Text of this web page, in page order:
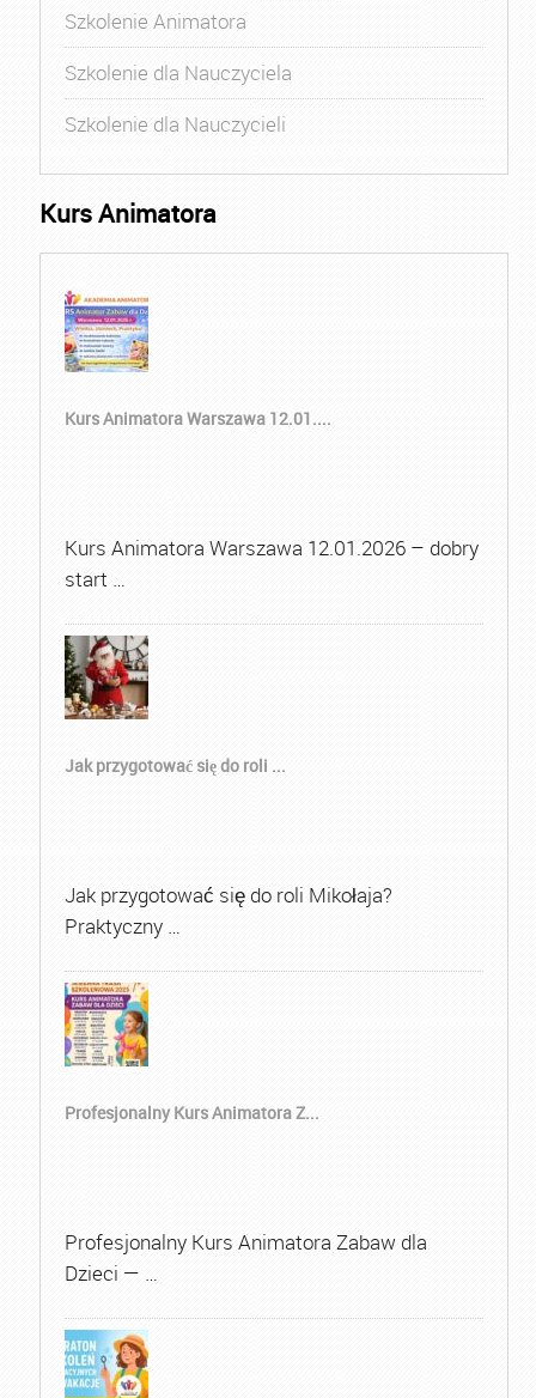
Szkolenie Animatora
Szkolenie dla Nauczyciela
Szkolenie dla Nauczycieli
Kurs Animatora
Kurs Animatora Warszawa 12.01....
Kurs Animatora Warszawa 12.01.2026 – dobry
start …
Jak przygotować się do roli ...
Jak przygotować się do roli Mikołaja?
Praktyczny …
Profesjonalny Kurs Animatora Z...
Profesjonalny Kurs Animatora Zabaw dla
Dzieci — …